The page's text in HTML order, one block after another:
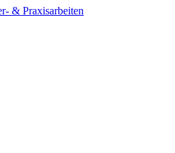
& Praxisarbeiten